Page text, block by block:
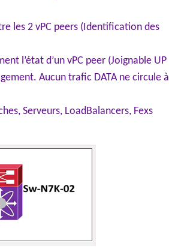
les 2 vPC peers (Identification des
l’état d’un vPC peer (Joignable UP
Aucun trafic DATA ne circule à
Serveurs, LoadBalancers, Fexs